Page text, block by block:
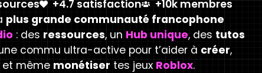
+4.7 satisfaction
+10k membres
plus grande communauté francophone
: des ressources, un Hub unique, des tutos
commu ultra-active pour t’aider à créer,
et même monétiser tes jeux Roblox.